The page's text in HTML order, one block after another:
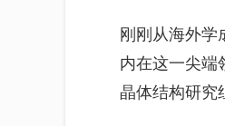
刚刚从海外学
内在这一尖端
晶体结构研究